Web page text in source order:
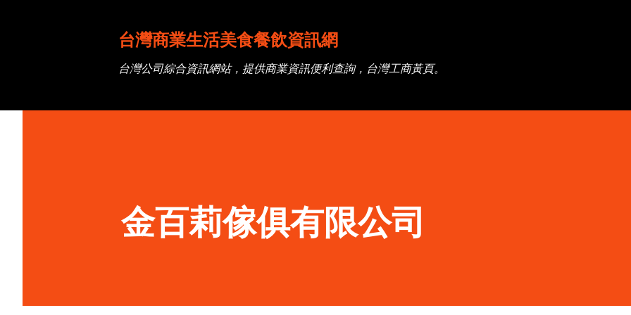
台灣商業生活美食餐飲資訊網
台灣公司綜合資訊網站，提供商業資訊便利查詢，台灣工商黃頁。
金百莉傢俱有限公司